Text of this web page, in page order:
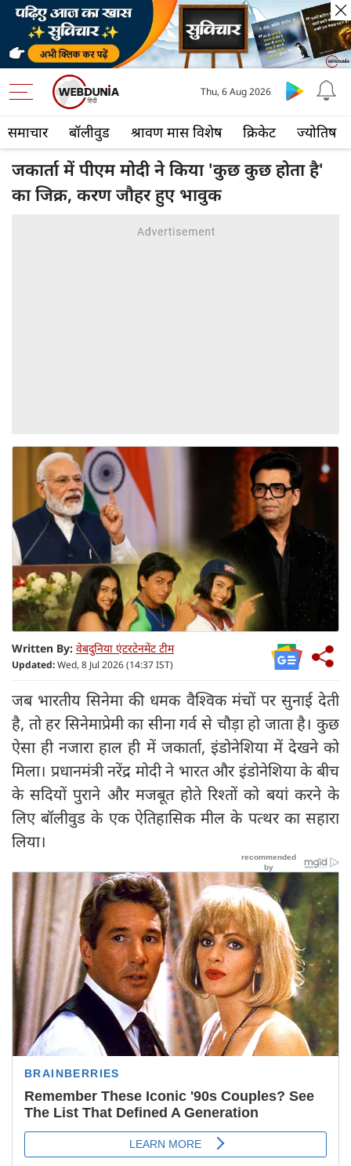
समाचार बॉलीवुड श्रावण मास विशेष क्रिकेट ज्योतिष
Thu, 6 Aug 2026
जकार्ता में पीएम मोदी ने किया 'कुछ कुछ होता है'
का जिक्र, करण जौहर हुए भावुक
Written By: वेबदुनिया एंटरटेनमेंट टीम
Updated:Wed, 8 Jul 2026 (14:37 IST)
जब भारतीय सिनेमा की धमक वैश्विक मंचों पर सुनाई देती
है, तो हर सिनेमाप्रेमी का सीना गर्व से चौड़ा हो जाता है। कुछ
ऐसा ही नजारा हाल ही में जकार्ता, इंडोनेशिया में देखने को
मिला। प्रधानमंत्री नरेंद्र मोदी ने भारत और इंडोनेशिया के बीच
के सदियों पुराने और मजबूत होते रिश्तों को बयां करने के
लिए बॉलीवुड के एक ऐतिहासिक मील के पत्थर का सहारा
लिया।